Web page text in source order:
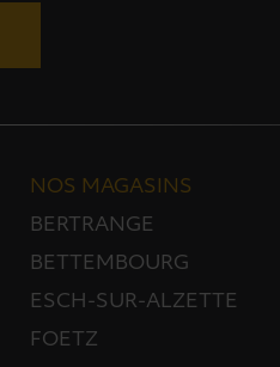
NOS MAGASINS
BERTRANGE
BETTEMBOURG
ESCH-SUR-ALZETTE
FOETZ